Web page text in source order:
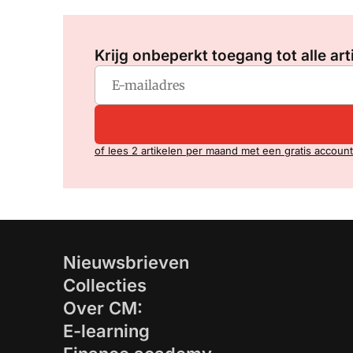
Krijg onbeperkt toegang tot alle
of lees 2 artikelen per maand met een gratis account
Nieuwsbrieven
Collecties
Over CM:
E-learning